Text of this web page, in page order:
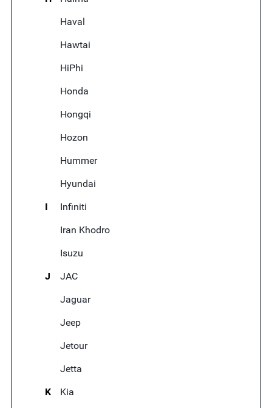
Haval
Hawtai
HiPhi
Honda
Hongqi
Hozon
Hummer
Hyundai
I
Infiniti
Iran Khodro
Isuzu
J
JAC
Jaguar
Jeep
Jetour
Jetta
K
Kia